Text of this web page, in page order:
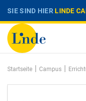
SIE SIND HIERLINDE
Startseite | Campus |